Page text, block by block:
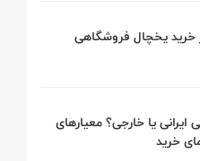
یا خارجی؟ معیارهای
خرید